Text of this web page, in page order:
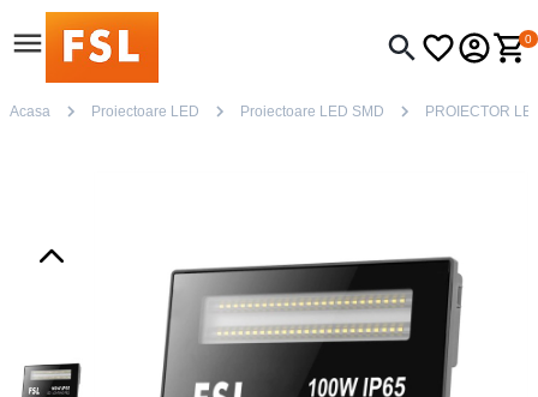
0
Acasa Proiectoare LED Proiectoare LED SMD PROIECTOR